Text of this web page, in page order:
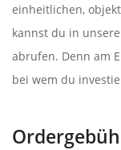
einheitlichen,
kannst du in
abrufen. Denn am
bei wem du